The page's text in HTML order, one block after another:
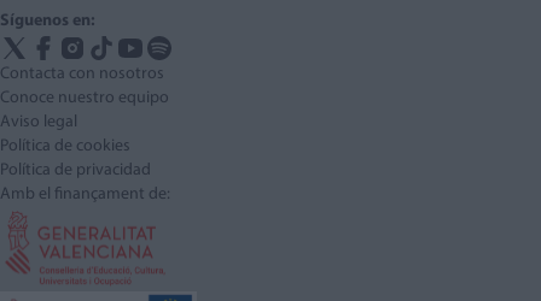
Síguenos en:
Contacta con nosotros
Conoce nuestro equipo
Aviso legal
Política de cookies
Política de privacidad
Amb el finançament de: